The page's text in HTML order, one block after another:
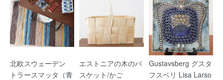
北欧スウェーデン
トラースマッタ（青
エストニアの木のバ
スケット/かご
Gustavsberg グスタ
フスベリ Lisa Larso